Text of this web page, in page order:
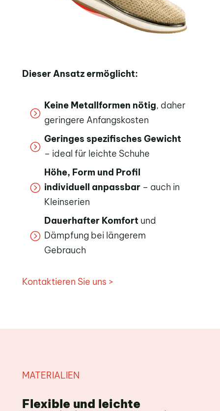
Dieser Ansatz ermöglicht:
=
Keine Metallformen nötig, daher
geringere Anfangskosten
=
Geringes spezifisches Gewicht
– ideal für leichte Schuhe
=
Höhe, Form und Profil
individuell anpassbar – auch in
Kleinserien
=
Dauerhafter Komfortund
Dämpfung bei längerem
Gebrauch
Kontaktieren Sie uns >
MATERIALIEN
Flexible und leichte